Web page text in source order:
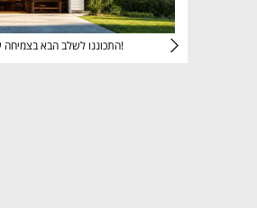
התכוננו לשלב הבא בצמיחה שלכם!